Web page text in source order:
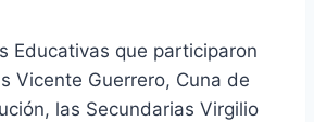
Educativas que participaron
Vicente Guerrero, Cuna de
las Secundarias Virgilio